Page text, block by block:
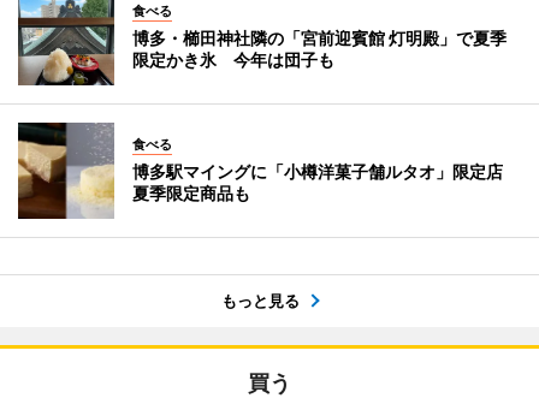
食べる
博多・櫛田神社隣の「宮前迎賓館 灯明殿」で夏季
限定かき氷 今年は団子も
食べる
博多駅マイングに「小樽洋菓子舗ルタオ」限定店
夏季限定商品も
もっと見る
買う